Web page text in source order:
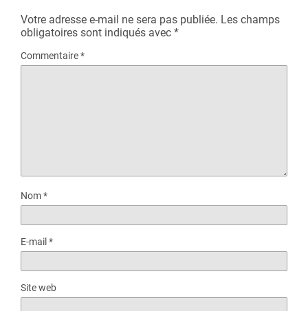
Votre adresse e-mail ne sera pas publiée. Les champs
obligatoires sont indiqués avec *
Commentaire*
Nom*
E-mail *
Site web